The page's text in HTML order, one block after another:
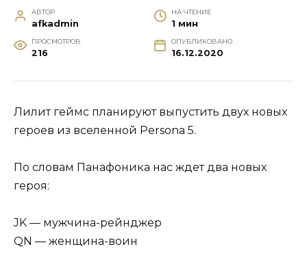
АВТОР
afkadmin
НА ЧТЕНИЕ
1 мин
ПРОСМОТРОВ
216
ОПУБЛИКОВАНО
16.12.2020
Лилит геймс планируют выпустить двух новых
героев из вселенной Persona 5.
По словам Панафоника нас ждет два новых
героя:
JK — мужчина-рейнджер
QN — женщина-воин